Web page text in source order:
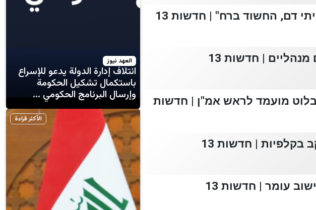
דם, החשוד ברח" | חדשות 13
| חדשות 13
מועמד לראש אמ"ן | חדשות
| חדשות 13
العهد نيوز
ائتلاف إدارة الدولة يدعو للإسراع
باستكمال تشكيل الحكومة
وإرسال البرنامج الحكومي ...
الأكثر قراءة